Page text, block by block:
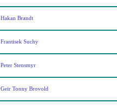
Hakan Brandt
Frantisek Suchy
Peter Stensmyr
Geir Tonny Brovold